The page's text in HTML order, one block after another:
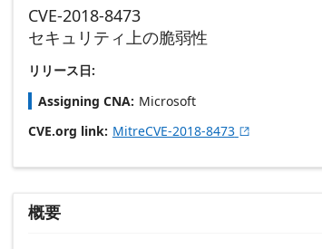
CVE-2018-8473
セキュリティ上の脆弱性
リリース日:
Assigning CNA Microsoft
CVE.org link MitreCVE-2018-8473 
概要